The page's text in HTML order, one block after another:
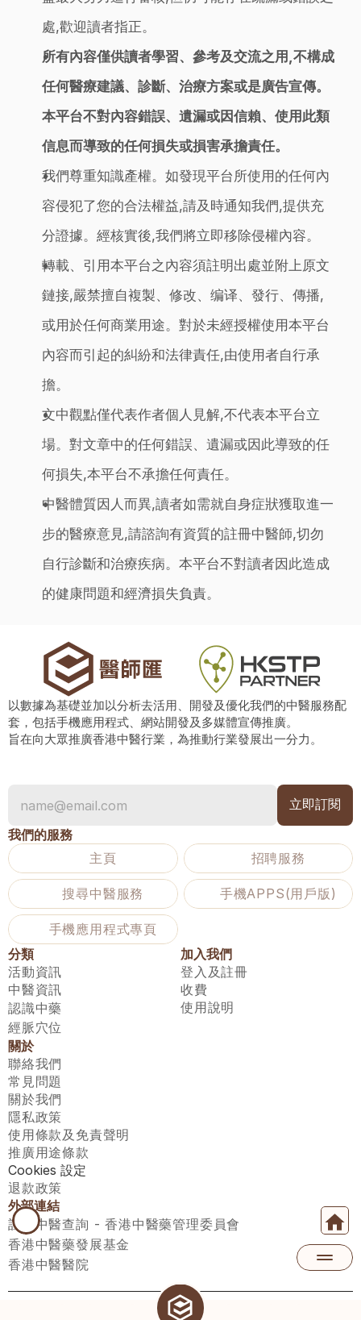
處,歡迎讀者指正。
所有內容僅供讀者學習、參考及交流之用,不構成
任何醫療建議、診斷、治療方案或是廣告宣傳。
本平台不對內容錯誤、遺漏或因信賴、使用此類
信息而導致的任何損失或損害承擔責任。
我們尊重知識產權。如發現平台所使用的任何內
容侵犯了您的合法權益,請及時通知我們,提供充
分證據。經核實後,我們將立即移除侵權內容。
轉載、引用本平台之內容須註明出處並附上原文
鏈接,嚴禁擅自複製、修改、编译、發行、傳播,
或用於任何商業用途。對於未經授權使用本平台
內容而引起的糾紛和法律責任,由使用者自行承
擔。
文中觀點僅代表作者個人見解,不代表本平台立
場。對文章中的任何錯誤、遺漏或因此導致的任
何損失,本平台不承擔任何責任。
中醫體質因人而異,讀者如需就自身症狀獲取進一
步的醫療意見,請諮詢有資質的註冊中醫師,切勿
自行診斷和治療疾病。本平台不對讀者因此造成
的健康問題和經濟損失負責。
以數據為基礎並加以分析去活用、開發及優化我們的中醫服務配
套，包括手機應用程式、網站開發及多媒體宣傳推廣。
旨在向大眾推廣香港中醫行業，為推動行業發展出一分力。
我們的服務
主頁
招聘服務
搜尋中醫服務 手機APPS(用戶版)
手機應用程式專頁
分類
活動資訊
中醫資訊
認識中藥
經脈穴位
加入我們
登入及註冊
收費
使用說明
關於
聯絡我們
常見問題
關於我們
隱私政策
使用條款及免責聲明
推廣用途條款
Cookies 設定
退款政策
外部連結
註冊中醫查詢 - 香港中醫藥管理委員會
香港中醫藥發展基金
香港中醫醫院
醫師匯有限公司 ECWAY LIMITED Copyright 2026© All rights